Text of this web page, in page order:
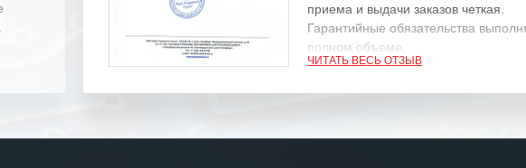
приема и выдачи заказов четкая.
Гарантийные обязательства
полном объеме.
ЧИТАТЬ ВЕСЬ ОТЗЫВ